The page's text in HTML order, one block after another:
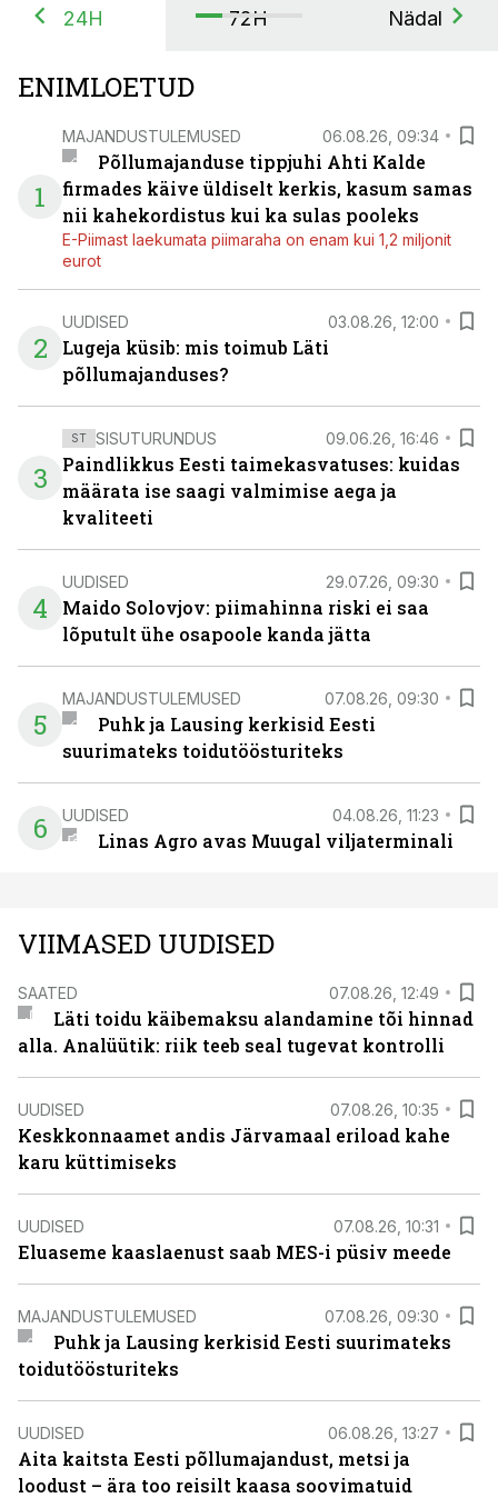
24H 72H Nädal
ENIMLOETUD
1
MAJANDUSTULEMUSED 06.08.26, 09:34
Põllumajanduse tippjuhi Ahti Kalde
firmades käive üldiselt kerkis, kasum samas
nii kahekordistus kui ka sulas pooleks
E-Piimast laekumata piimaraha on enam kui 1,2 miljonit
eurot
2
UUDISED 03.08.26, 12:00
Lugeja küsib: mis toimub Läti
põllumajanduses?
3
ST SISUTURUNDUS 09.06.26, 16:46
Paindlikkus Eesti taimekasvatuses: kuidas
määrata ise saagi valmimise aega ja
kvaliteeti
4
UUDISED 29.07.26, 09:30
Maido Solovjov: piimahinna riski ei saa
lõputult ühe osapoole kanda jätta
5
MAJANDUSTULEMUSED 07.08.26, 09:30
Puhk ja Lausing kerkisid Eesti
suurimateks toidutöösturiteks
6 UUDISED 04.08.26, 11:23
Linas Agro avas Muugal viljaterminali
VIIMASED UUDISED
SAATED 07.08.26, 12:49
Läti toidu käibemaksu alandamine tõi hinnad
alla. Analüütik: riik teeb seal tugevat kontrolli
UUDISED 07.08.26, 10:35
Keskkonnaamet andis Järvamaal eriload kahe
karu küttimiseks
UUDISED 07.08.26, 10:31
Eluaseme kaaslaenust saab MES-i püsiv meede
MAJANDUSTULEMUSED 07.08.26, 09:30
Puhk ja Lausing kerkisid Eesti suurimateks
toidutöösturiteks
UUDISED 06.08.26, 13:27
Aita kaitsta Eesti põllumajandust, metsi ja
loodust – ära too reisilt kaasa soovimatuid